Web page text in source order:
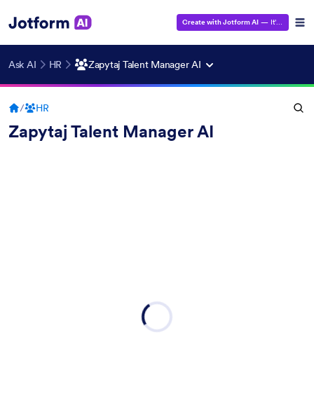
Create with Jotform AI — It's Free!
Ask AI HR Zapytaj Talent Manager AI
/ HR
Zapytaj Talent Manager AI